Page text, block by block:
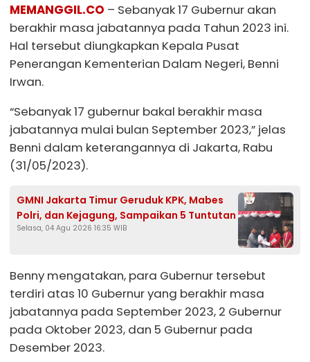
MEMANGGIL.CO – Sebanyak 17 Gubernur akan
berakhir masa jabatannya pada Tahun 2023 ini.
Hal tersebut diungkapkan Kepala Pusat
Penerangan Kementerian Dalam Negeri, Benni
Irwan.
“Sebanyak 17 gubernur bakal berakhir masa
jabatannya mulai bulan September 2023,” jelas
Benni dalam keterangannya di Jakarta, Rabu
(31/05/2023).
GMNI Jakarta Timur Geruduk KPK, Mabes
Polri, dan Kejagung, Sampaikan 5 Tuntutan
Selasa, 04 Agu 2026 16:35 WIB
Benny mengatakan, para Gubernur tersebut
terdiri atas 10 Gubernur yang berakhir masa
jabatannya pada September 2023, 2 Gubernur
pada Oktober 2023, dan 5 Gubernur pada
Desember 2023.